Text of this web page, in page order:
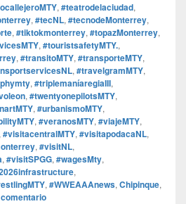
, #teatrodelaciudad,
, #tecNL, #tecnodeMonterrey,
, #tiktokmonterrey, #topazMonterrey,
, #touristsafetyMTY.,
, #transitoMTY, #transporteMTY,
, #travelgramMTY,
, #triplemaníaregiaIII,
, #twentyonepilotsMTY,
, #urbanismoMTY,
, #veranosMTY, #viajeMTY,
#visitacentralMTY, #visitapodacaNL,
, #visitNL,
, #visitSPGG, #wagesMty,
,
, #WWEAAAnews, Chipinque,